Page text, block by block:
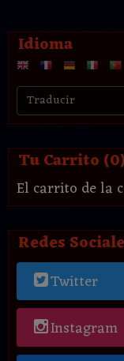
Idioma
Tu Carrito
El carrito de la
Redes
Twitter
Instagram